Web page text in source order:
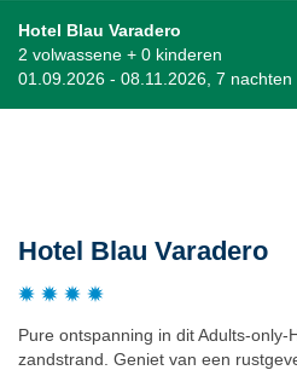
Hotel Blau Varadero
2 volwassene + 0 kinderen
01.09.2026 - 08.11.2026, 7 nachten
Hotel Blau Varadero
Pure ontspanning in dit Adults-only-
zandstrand. Geniet van een